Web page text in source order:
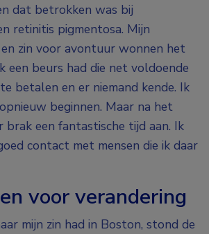
dat betrokken was bij
retinitis pigmentosa. Mijn
en zin voor avontuur wonnen het
een beurs had die net voldoende
betalen en er niemand kende. Ik
beginnen. Maar na het
brak een fantastische tijd aan. Ik
contact met mensen die ik daar
voor verandering
mijn zin had in Boston, stond de